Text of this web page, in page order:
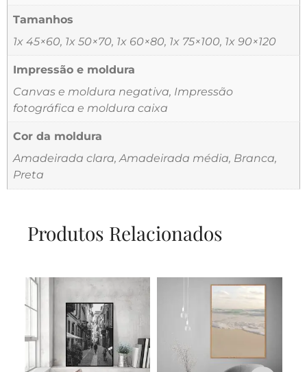
Tamanhos
1x 45×60, 1x 50×70, 1x 60×80, 1x 75×100, 1x 90×120
Impressão e moldura
Canvas e moldura negativa, Impressão
fotográfica e moldura caixa
Cor da moldura
Amadeirada clara, Amadeirada média, Branca,
Preta
Produtos Relacionados